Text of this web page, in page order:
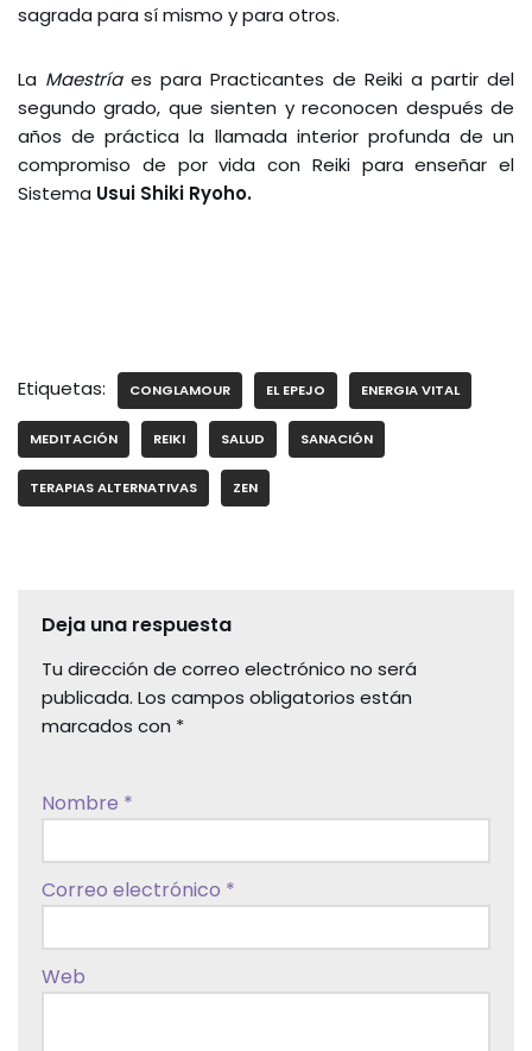
sagrada para sí mismo y para otros.
La Maestríaes para Practicantes de Reiki a partir del
segundo grado, que sienten y reconocen después de
años de práctica la llamada interior profunda de un
compromiso de por vida con Reiki para enseñar el
Sistema Usui Shiki Ryoho.
Etiquetas: CONGLAMOUR EL EPEJO ENERGIA VITAL
MEDITACIÓN REIKI SALUD SANACIÓN
TERAPIAS ALTERNATIVAS ZEN
Deja una respuesta
Tu dirección de correo electrónico no será
publicada. Los campos obligatorios están
marcados con *
Nombre *
Correo electrónico *
Web